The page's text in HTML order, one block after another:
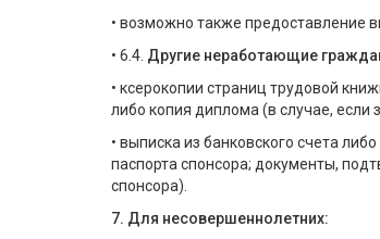
• возможно также предоставление
• 6.4. Другие неработающие
• ксерокопии страниц трудовой
либо копия диплома (в случае, если
• выписка из банковского счета
паспорта спонсора; документы,
спонсора).
7. Для несовершеннолетних: